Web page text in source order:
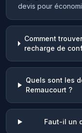
devis pour
Comment
recharge de
Quels sont les
Remaucourt ?
Faut-il un